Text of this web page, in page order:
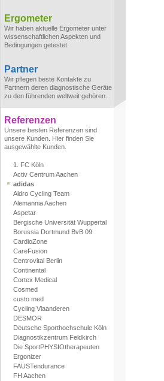
Ergometer
Wir haben aktuelle Ergometer unter
wissenschaftlichen Aspekten und
Bedingungen getestet.
Partner
Wir pflegen beste Kontakte zu
Partnern deren diagnostische Geräte
zu den führenden weltweit gehören.
Referenzen
Unsere besten Referenzen sind
unsere Kunden. Hier finden Sie
ausgewählte Kunden.
1. FC Köln
Activ Centrum Aachen
adidas
Aldro Cycling Team
Alemannia Aachen
Aspetar
Bergische Universität Wuppertal
Borussia Dortmund BvB 09
CardioZone
CareFusion
Centrovital Berlin
Continental
Cortex Medical
Cosmed
custo med
Cycling Vlaanderen
DESMOR
Deutsche Sporthochschule Köln
Diagnostikzentrum Feldkirch
Die SportPHYSIOtherapeuten
Ergonizer
FAUSTendurance
FH Aachen